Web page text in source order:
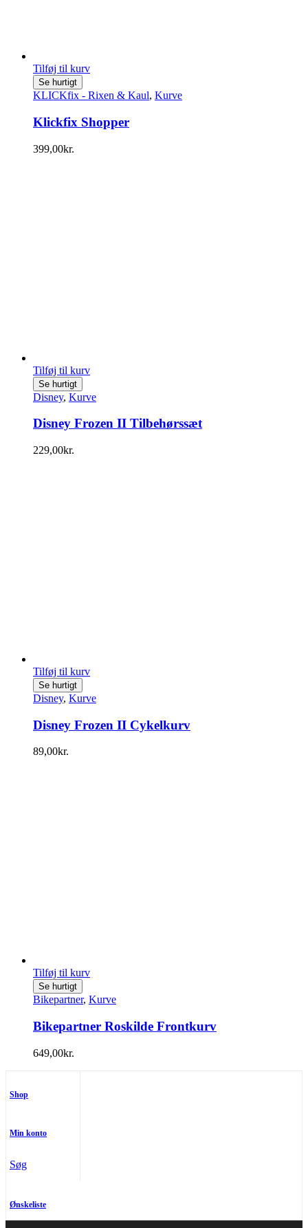
Tilføj til kurv
Se hurtigt
KLICKfix - Rixen & Kaul, Kurve
Klickfix Shopper
399,00kr.
Tilføj til kurv
Se hurtigt
Disney, Kurve
Disney Frozen II Tilbehørssæt
229,00kr.
Tilføj til kurv
Se hurtigt
Disney, Kurve
Disney Frozen II Cykelkurv
89,00kr.
Tilføj til kurv
Se hurtigt
Bikepartner, Kurve
Bikepartner Roskilde Frontkurv
649,00kr.
Shop
Min konto
Søg
Ønskeliste